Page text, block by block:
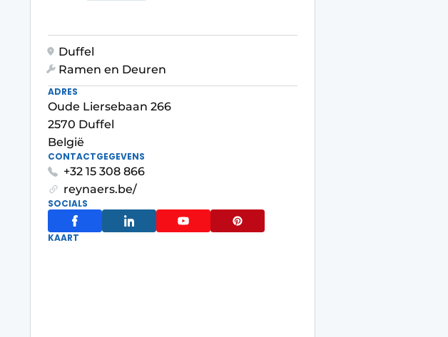
Duffel
Ramen en Deuren
ADRES
Oude Liersebaan 266
2570 Duffel
België
CONTACTGEGEVENS
+32 15 308 866
reynaers.be/
SOCIALS
KAART